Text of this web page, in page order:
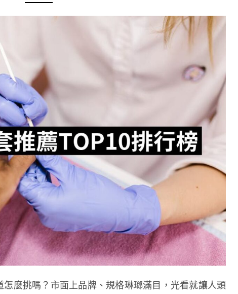
怎麼挑嗎？市面上品牌、規格琳瑯滿目，光看就讓人頭